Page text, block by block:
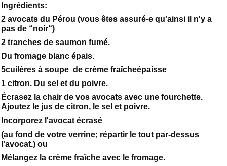
Ingrédients:
2 avocats du Pérou (vous êtes assuré-e qu'ainsi il n'y a
pas de “noir“)
2 tranches de saumon fumé.
Du fromage blanc épais.
5cuilères à soupe de crème fraîcheépaisse
1 citron. Du sel et du poivre.
Écrasez la chair de vos avocats avec une fourchette.
Ajoutez le jus de citron, le sel et poivre.
Incorporez l'avocat écrasé
(au fond de votre verrine; répartir le tout par-dessus
l'avocat.) ou
Mélangez la crème fraîche avec le fromage.